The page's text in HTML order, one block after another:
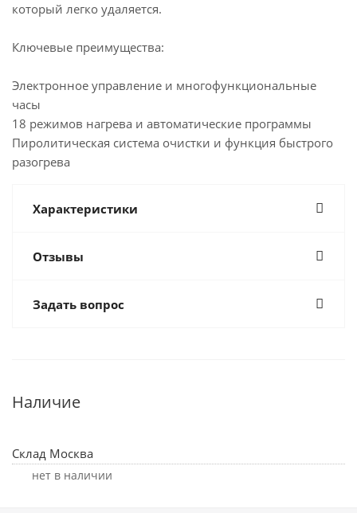
который легко удаляется.
Ключевые преимущества:
Электронное управление и многофункциональные
часы
18 режимов нагрева и автоматические программы
Пиролитическая система очистки и функция быстрого
разогрева
Характеристики
Отзывы
Задать вопрос
Наличие
Склад Москва
Нет в наличии